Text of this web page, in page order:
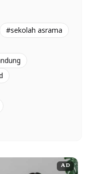
#sekolah asrama
AD